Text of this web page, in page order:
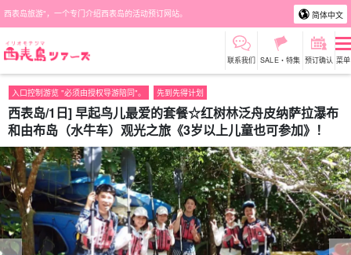
西表岛旅游"，一个专门介绍西表岛的活动预订网站。 简体中文
联系我们 SALE・特集 预订确认 菜单
入口控制游览 "必须由授权导游陪同"。 先到先得计划
西表岛/1日] 早起鸟儿最爱的套餐☆红树林泛舟皮纳萨拉瀑布
和由布岛（水牛车）观光之旅《3岁以上儿童也可参加》！